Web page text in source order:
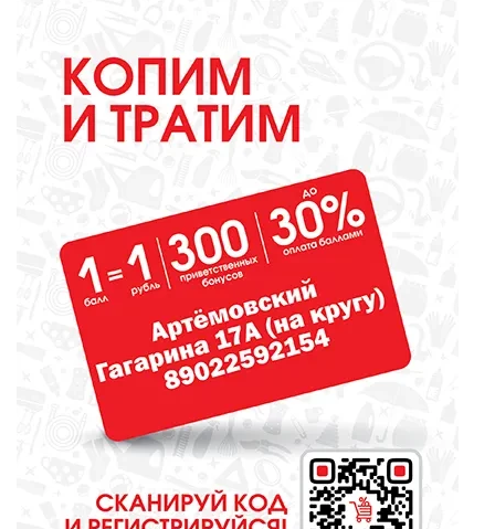
домашних свиней и птиц?
СПОРТ
футбольному клубу «Урал»
задачу выйти в Российскую
премьер-лигу
КУЛЬТУРА
Газманов, «Город мастеров» и
музейные квесты
Огнеборцы из Покровского
показали достойный результат в